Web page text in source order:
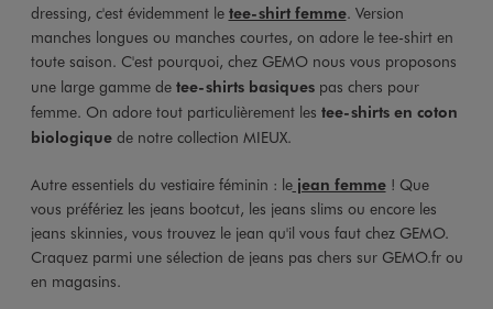
dressing, c'est évidemment le tee-shirt femme. Version
manches longues ou manches courtes, on adore le tee-shirt en
toute saison. C'est pourquoi, chez GEMO nous vous proposons
une large gamme detee-shirts basiquespas chers pour
femme. On adore tout particulièrement les tee-shirts en coton
biologique de notre collection MIEUX.
Autre essentiels du vestiaire féminin : lejean femme! Que
vous préfériez les jeans bootcut, les jeans slims ou encore les
jeans skinnies, vous trouvez le jean qu'il vous faut chez GEMO.
Craquez parmi une sélection de jeans pas chers sur GEMO.fr ou
en magasins.